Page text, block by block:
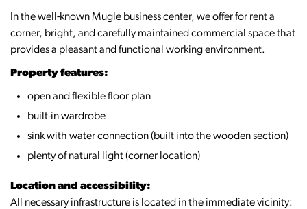
In the well-known Mugle business center, we offer for rent a
corner, bright, and carefully maintained commercial space that
provides a pleasant and functional working environment.
Property features:
open and flexible floor plan
built-in wardrobe
sink with water connection (built into the wooden section)
plenty of natural light (corner location)
Location and accessibility:
All necessary infrastructure is located in the immediate vicinity: